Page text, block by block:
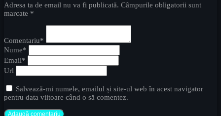
Adresa ta de email nu va fi publicată. Câmpurile obligatorii sunt
marcate *
Comentariu*
Nume*
Email*
Url
Salvează-mi numele, emailul și site-ul web în acest navigator
pentru data viitoare când o să comentez.